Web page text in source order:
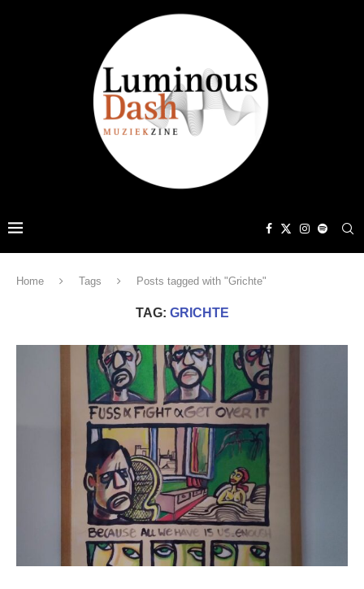
Home Tags Posts tagged with "Grichte"
TAG: GRICHTE